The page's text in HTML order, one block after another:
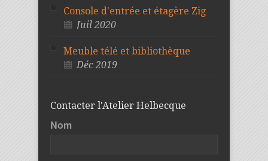
Console d'entrée et étagère Zig
Juil 2020
Meuble télé et bibliothèque
Déc 2019
Contacter l'Atelier Helbecque
Nom